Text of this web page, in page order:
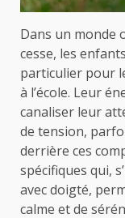
Dans un monde
cesse, les
particulier pour
à l’école. Leur
canaliser leur
de tension,
derrière ces
spécifiques qui,
avec doigté,
calme et de